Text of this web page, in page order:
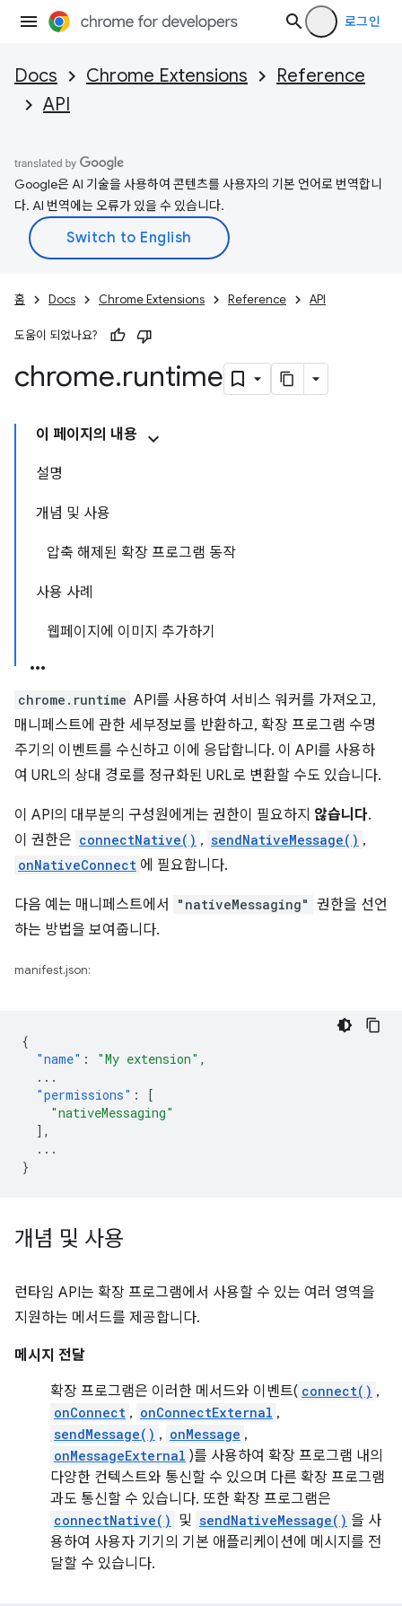
로그인
Docs Chrome Extensions
Reference
API
Google은 AI 기술을 사용하여 콘텐츠를 사용자의 기본 언어로 번역합니
다. AI 번역에는 오류가 있을 수 있습니다.
홈 Docs Chrome Extensions Reference API
도움이 되었나요?
chrome.runtime
이 페이지의 내용
설명
개념 및 사용
압축 해제된 확장 프로그램 동작
사용 사례
웹페이지에 이미지 추가하기
chrome.runtime API를 사용하여 서비스 워커를 가져오고,
매니페스트에 관한 세부정보를 반환하고, 확장 프로그램 수명
주기의 이벤트를 수신하고 이에 응답합니다. 이 API를 사용하
여 URL의 상대 경로를 정규화된 URL로 변환할 수도 있습니다.
이 API의 대부분의 구성원에게는 권한이 필요하지 않습니다.
이 권한은 connectNative() , sendNativeMessage() ,
onNativeConnect 에 필요합니다.
다음 예는 매니페스트에서 "nativeMessaging" 권한을 선언
하는 방법을 보여줍니다.
manifest.json:
{
"name" : "My extension" ,
...
"permissions" :
[
"nativeMessaging"
],
...
}
개념 및 사용
런타임 API는 확장 프로그램에서 사용할 수 있는 여러 영역을
지원하는 메서드를 제공합니다.
메시지 전달
확장 프로그램은 이러한 메서드와 이벤트( connect() ,
onConnect , onConnectExternal ,
sendMessage() , onMessage ,
onMessageExternal )를 사용하여 확장 프로그램 내의
다양한 컨텍스트와 통신할 수 있으며 다른 확장 프로그램
과도 통신할 수 있습니다. 또한 확장 프로그램은
connectNative() 및 sendNativeMessage() 을 사
용하여 사용자 기기의 기본 애플리케이션에 메시지를 전
달할 수 있습니다.